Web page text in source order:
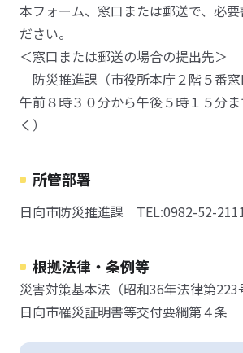
本フォーム、窓口または郵送で、必
ださい。
＜窓口または郵送の場合の提出先＞
防災推進課（市役所本庁２階５番窓
午前８時３０分から午後５時１５分
く）
所管部署
日向市防災推進課 TEL:0982-52-
根拠法律・条例等
災害対策基本法（昭和36年法律第223
日向市罹災証明書等交付要綱第４条